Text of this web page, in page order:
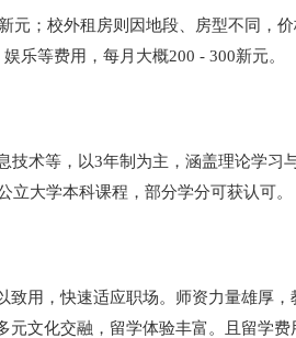
；校外租房则因地段、房型不同，
乐等费用，每月大概200 - 300新元。
术等，以3年制为主，涵盖理论学习
大学本科课程，部分学分可获认可。
用，快速适应职场。师资力量雄厚
文化交融，留学体验丰富。且留学